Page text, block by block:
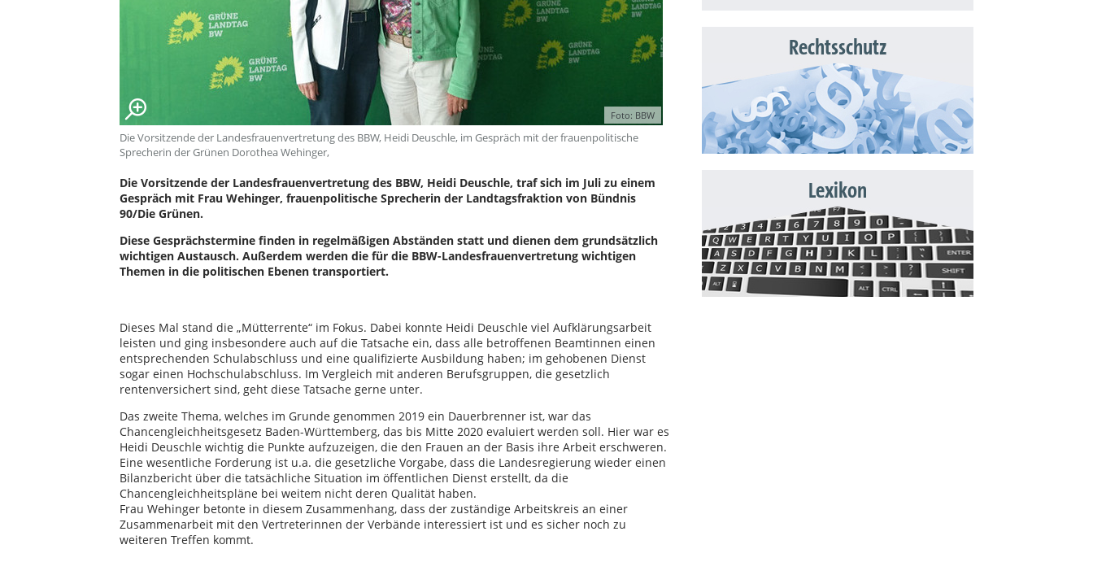
Foto: BBW
Die Vorsitzende der Landesfrauenvertretung des BBW, Heidi Deuschle, im Gespräch mit der frauenpolitische
Sprecherin der Grünen Dorothea Wehinger,
Die Vorsitzende der Landesfrauenvertretung des BBW, Heidi Deuschle, traf sich im Juli zu einem
Gespräch mit Frau Wehinger, frauenpolitische Sprecherin der Landtagsfraktion von Bündnis
90/Die Grünen.
Diese Gesprächstermine finden in regelmäßigen Abständen statt und dienen dem grundsätzlich
wichtigen Austausch. Außerdem werden die für die BBW-Landesfrauenvertretung wichtigen
Themen in die politischen Ebenen transportiert.
Dieses Mal stand die „Mütterrente“ im Fokus. Dabei konnte Heidi Deuschle viel Aufklärungsarbeit
leisten und ging insbesondere auch auf die Tatsache ein, dass alle betroffenen Beamtinnen einen
entsprechenden Schulabschluss und eine qualifizierte Ausbildung haben; im gehobenen Dienst
sogar einen Hochschulabschluss. Im Vergleich mit anderen Berufsgruppen, die gesetzlich
rentenversichert sind, geht diese Tatsache gerne unter.
Das zweite Thema, welches im Grunde genommen 2019 ein Dauerbrenner ist, war das
Chancengleichheitsgesetz Baden-Württemberg, das bis Mitte 2020 evaluiert werden soll. Hier war es
Heidi Deuschle wichtig die Punkte aufzuzeigen, die den Frauen an der Basis ihre Arbeit erschweren.
Eine wesentliche Forderung ist u.a. die gesetzliche Vorgabe, dass die Landesregierung wieder einen
Bilanzbericht über die tatsächliche Situation im öffentlichen Dienst erstellt, da die
Chancengleichheitspläne bei weitem nicht deren Qualität haben.
Frau Wehinger betonte in diesem Zusammenhang, dass der zuständige Arbeitskreis an einer
Zusammenarbeit mit den Vertreterinnen der Verbände interessiert ist und es sicher noch zu
weiteren Treffen kommt.
Rechtsschutz
Lexikon